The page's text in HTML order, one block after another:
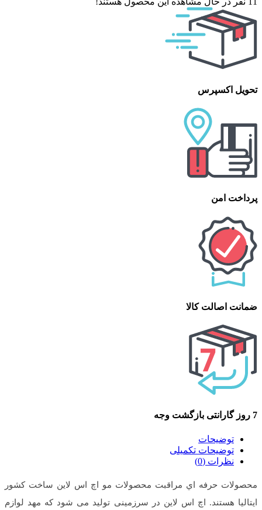
تحویل اکسپرس
پرداخت امن
ضمانت اصالت کالا
7 روز گارانتی بازگشت وجه
توضیحات
توضیحات تکمیلی
نظرات (0)
محصولات حرفه اي مراقبت محصولات مو اچ اس لاین ساخت كشور
ايتاليا هستند. اچ اس لاین در سرزمینی تولید می شود که مهد لوازم